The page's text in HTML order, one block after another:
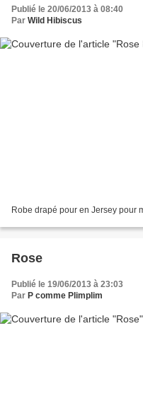
Publié le 20/06/2013 à 08:40
Par Wild Hibiscus
Robe drapé pour en Jersey pour
Rose
Publié le 19/06/2013 à 23:03
Par P comme Plimplim